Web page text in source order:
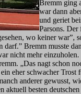
Bremm ging
war dann
und geriet
Parsons. Der
wo keiner war”,
darf.” Bremm musste
nicht mehr
„Das nagt schon
eher schwacher Trost
anderer gewusst,
aktuell besten